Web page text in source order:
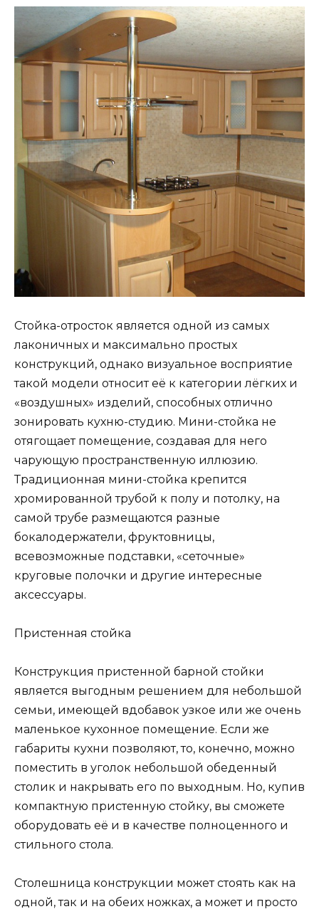
Стойка-отросток является одной из самых
лаконичных и максимально простых
конструкций, однако визуальное восприятие
такой модели относит её к категории лёгких и
«воздушных» изделий, способных отлично
зонировать кухню-студию. Мини-стойка не
отягощает помещение, создавая для него
чарующую пространственную иллюзию.
Традиционная мини-стойка крепится
хромированной трубой к полу и потолку, на
самой трубе размещаются разные
бокалодержатели, фруктовницы,
всевозможные подставки, «сеточные»
круговые полочки и другие интересные
аксессуары.
Пристенная стойка
Конструкция пристенной барной стойки
является выгодным решением для небольшой
семьи, имеющей вдобавок узкое или же очень
маленькое кухонное помещение. Если же
габариты кухни позволяют, то, конечно, можно
поместить в уголок небольшой обеденный
столик и накрывать его по выходным. Но, купив
компактную пристенную стойку, вы сможете
оборудовать её и в качестве полноценного и
стильного стола.
Столешница конструкции может стоять как на
одной, так и на обеих ножках, а может и просто